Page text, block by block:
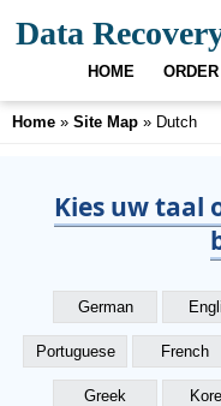
Data
HOME ORDER
Home » Site Map » Dutch
Kies uw taal
German
Portuguese French
Greek